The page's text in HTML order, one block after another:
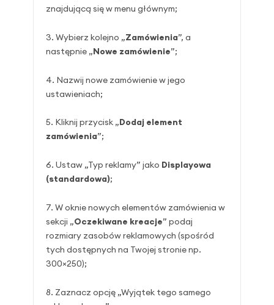
znajdującą się w menu głównym;
Wybierz kolejno „Zamówienia”, a
następnie „ Nowe zamówienie”;
Nazwij nowe zamówienie w jego
ustawieniach;
Kliknij przycisk „ Dodaj element
zamówienia”;
Ustaw „Typ reklamy” jako Displayowa
(standardowa);
W oknie nowych elementów zamówienia w
sekcji „Oczekiwane kreacje” podaj
rozmiary zasobów reklamowych (spośród
tych dostępnych na Twojej stronie np.
300×250);
Zaznacz opcję „Wyjątek tego samego